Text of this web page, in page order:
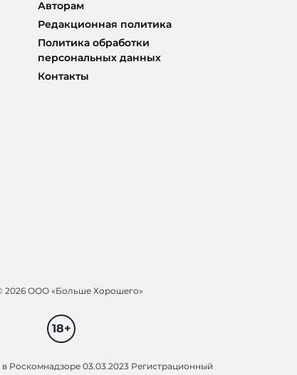
Авторам
Редакционная политика
Политика обработки
персональных данных
Контакты
2026 ООО «Больше Хорошего»
18+
в Роскомнадзоре 03.03.2023 Регистрационный